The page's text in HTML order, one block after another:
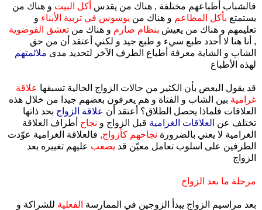
فالشباب أطباعهم مختلفة , هناك من يقدس أكل البيت و هناك من
يستمتع بأكل المطاعم و هناك من يوسوس في تربية الأبناء و
تعليمهم و هناك من يعيش بنظام صارم و هناك من تعشق الفوضوية
, أنا هنا لا أحدد طبع سيء و طبع جيد و لكني أعتقد أن من حق
الشاب و الشابة معرفة أطباع الطرف الآخر لتحديد مدى ملائمتهم
لهذه الأطباع
قد يقول البعض بأن الكثير من حالات الزواج الحالية تسبقها علاقة
غرامية بين الشاب و الفتاة و هم يعرفون بعضهم جيدا من خلال هذه
العلاقات فلماذا يحصل الطلاق؟ أعتقد أن علاقة الزواج بحد ذاتها
تختلف عن العلاقات الغرامية قبل الزواج و نجاح أطراف العلاقة
الغرامية لا يعني بالضرورة نجاحهم كأزواج, فالعلاقة الغرامية عوّدت
الطرفين على اسلوب تعامل معيّن قد يصعب عليهم تغييره بعد
الزواج
مرحلة ما بعد الزواج
بعد مراسيم الزواج يبدأ الزوجين في الممارسة الفعلية للشراكة و